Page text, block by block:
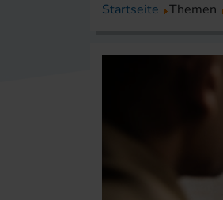
Startseite Themen